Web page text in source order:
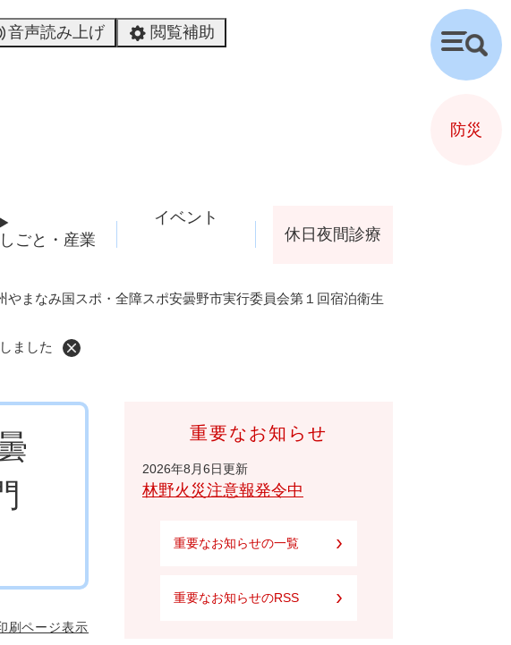
音声読み上げ 閲覧補助
しごと・産業
イベント
休日夜間診療
やまなみ国スポ・全障スポ安曇野市実行委員会第１回宿泊衛生
ました
刷ページ表示
重要なお知らせ
2026年8月6日更新
林野火災注意報発令中
重要なお知らせの一覧
重要なお知らせのRSS
検
索
防災